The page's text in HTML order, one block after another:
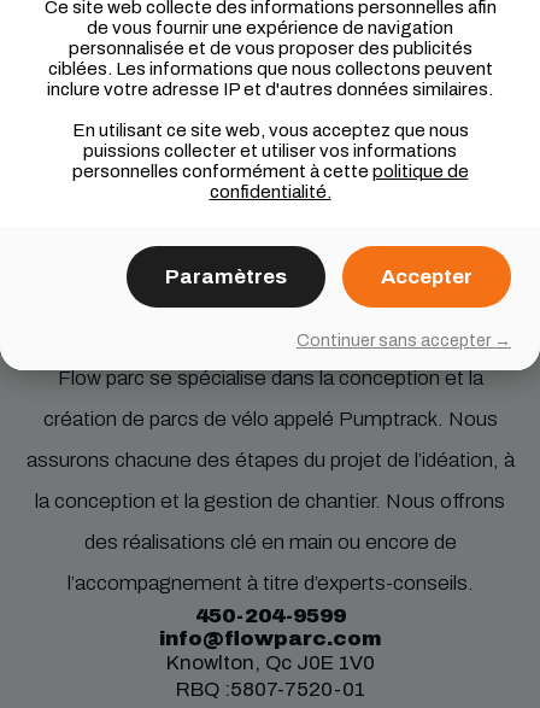
NOUS JOINDRE
Flow parc se spécialise dans la conception et la
création de parcs de vélo appelé Pumptrack. Nous
assurons chacune des étapes du projet de l’idéation, à
la conception et la gestion de chantier. Nous offrons
des réalisations clé en main ou encore de
l’accompagnement à titre d’experts-conseils.
450-204-9599
info@flowparc.com
Knowlton, Qc J0E 1V0
RBQ :5807-7520-01
Ce site web collecte des informations personnelles afin
de vous fournir une expérience de navigation
personnalisée et de vous proposer des publicités
ciblées. Les informations que nous collectons peuvent
inclure votre adresse IP et d'autres données similaires.
En utilisant ce site web, vous acceptez que nous
puissions collecter et utiliser vos informations
personnelles conformément à cette politique de
confidentialité.
Paramètres Accepter
Continuer sans accepter →